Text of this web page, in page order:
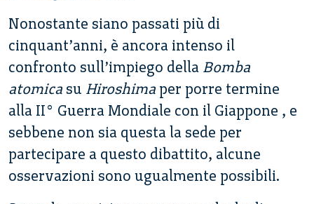
Nonostante siano passati più di
cinquant’anni, è ancora intenso il
confronto sull’impiego della Bomba
atomica su Hiroshima per porre termine
alla II° Guerra Mondiale con il Giappone , e
sebbene non sia questa la sede per
partecipare a questo dibattito, alcune
osservazioni sono ugualmente possibili.